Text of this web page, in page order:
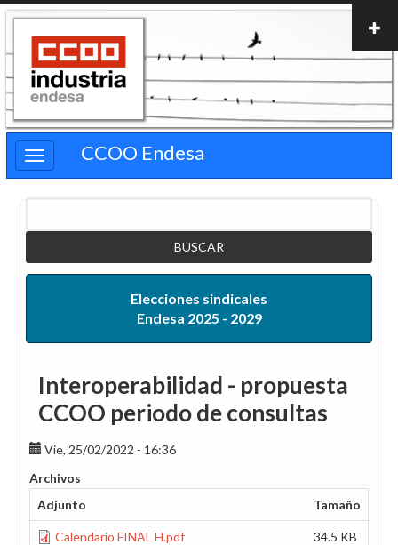
Pasar
contenido
principal
CCOO Endesa
Elecciones sindicales
Endesa 2025 - 2029
Interoperabilidad - propuesta
CCOO periodo de consultas
Vie, 25/02/2022 - 16:36
Archivos
Adjunto
Tamaño
Calendario FINAL H.pdf 34.5 KB